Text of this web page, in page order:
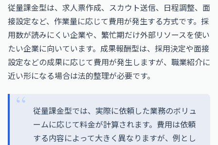
従量課金型は、求人票作成、スカウト送信、日程調整、面
接設定など、作業量に応じて費用が発生する方式です。採
用数が読みにくい企業や、繁忙期だけ外部リソースを使い
たい企業に向いています。成果報酬型は、採用決定や面接
設定などの成果に応じて費用が発生しますが、職業紹介に
近い形になる場合は法的整理が必要です。
従量課金型では、実際に依頼した業務のボリュ
ームに応じて料金が計算されます。費用は依頼
する内容によって大きく異なりますが、例とし